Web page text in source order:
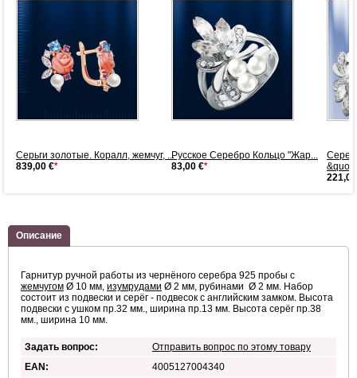
Серьги золотые. Коралл, жемчуг, ...
839,00 €*
Русское Серебро Кольцо "Жар...
83,00 €*
&quo...
Описание
Гарнитур ручной работы из чернёного серебра 925 пробы с
жемчугом Ø 10 мм, изумрудами Ø 2 мм, рубинами Ø 2 мм. Набор
состоит из подвески и серёг - подвесок с английским замком. Высота
подвески с ушком пр.32 мм., ширина пр.13 мм. Высота серёг пр.38
мм., ширина 10 мм.
Задать вопрос:
Отправить вопрос по этому товару
EAN:
4005127004340